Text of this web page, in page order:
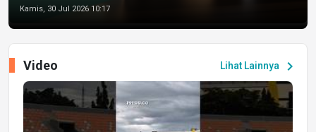
Kamis, 30 Jul 2026 10:17
Lihat Lainnya chevron_right
Video